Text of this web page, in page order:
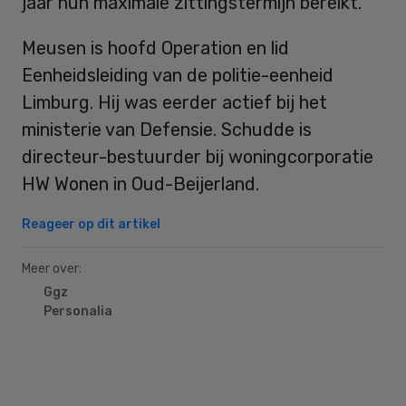
Meusen is hoofd Operation en lid
Eenheidsleiding van de politie-eenheid
Limburg. Hij was eerder actief bij het
ministerie van Defensie. Schudde is
directeur-bestuurder bij woningcorporatie
HW Wonen in Oud-Beijerland.
Reageer op dit artikel
Meer over:
Ggz
Personalia